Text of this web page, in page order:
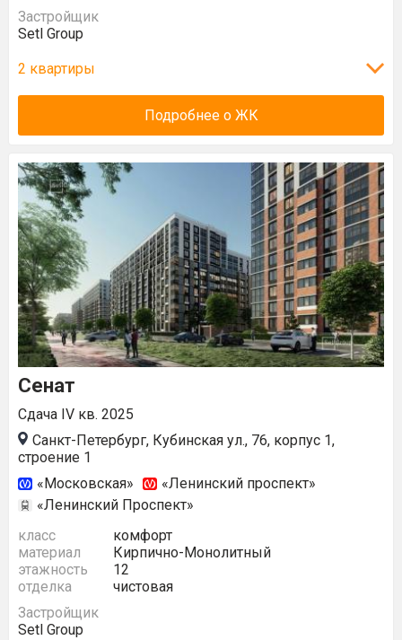
Застройщик
Setl Group
2 квартиры
Подробнее о ЖК
Сенат
Сдача IV кв. 2025
Санкт-Петербург, Кубинская ул., 76, корпус 1,
строение 1
«Московская»
«Ленинский проспект»
«Ленинский Проспект»
класс
комфорт
материал
Кирпично-Монолитный
этажность
12
отделка
чистовая
Застройщик
Setl Group